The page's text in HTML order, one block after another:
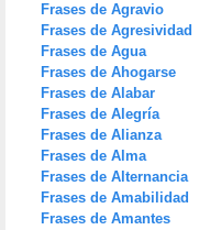
Frases de Agravio
Frases de Agresividad
Frases de Agua
Frases de Ahogarse
Frases de Alabar
Frases de Alegría
Frases de Alianza
Frases de Alma
Frases de Alternancia
Frases de Amabilidad
Frases de Amantes